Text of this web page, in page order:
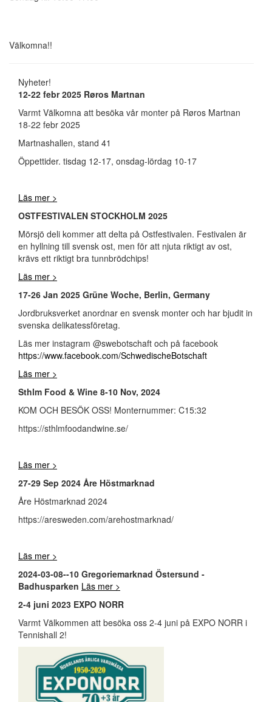
Välkomna!!
Nyheter!
12-22 febr 2025 Røros Martnan
Varmt Välkomna att besöka vår monter på Røros Martnan
18-22 febr 2025
Martnashallen, stand 41
Öppettider. tisdag 12-17, onsdag-lördag 10-17
Läs mer >
OSTFESTIVALEN STOCKHOLM 2025
Mörsjö deli kommer att delta på Ostfestivalen. Festivalen är
en hyllning till svensk ost, men för att njuta riktigt av ost,
krävs ett riktigt bra tunnbrödchips!
Läs mer >
17-26 Jan 2025 Grüne Woche, Berlin, Germany
Jordbruksverket anordnar en svensk monter och har bjudit in
svenska delikatessföretag.
Läs mer instagram @swebotschaft och på facebook
https://www.facebook.com/SchwedischeBotschaft
Läs mer >
Sthlm Food & Wine 8-10 Nov, 2024
KOM OCH BESÖK OSS! Monternummer: C15:32
https://sthlmfoodandwine.se/
Läs mer >
27-29 Sep 2024 Åre Höstmarknad
Åre Höstmarknad 2024
https://aresweden.com/arehostmarknad/
Läs mer >
2024-03-08--10 Gregoriemarknad Östersund -
Badhusparken Läs mer >
2-4 juni 2023 EXPO NORR
Varmt Välkommen att besöka oss 2-4 juni på EXPO NORR i
Tennishall 2!